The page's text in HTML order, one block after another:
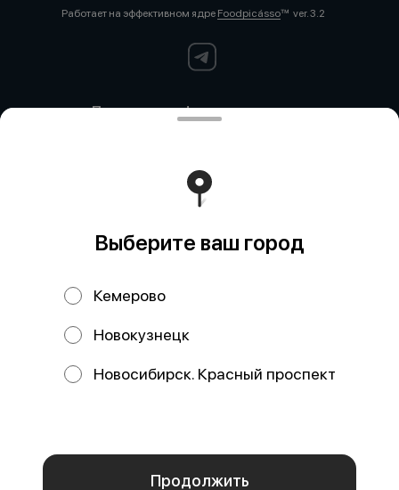
аналитических сервисов согласно нашейполитике
конфиденциальности
Работает на эффективном ядре Foodpicássover. 3.2
Политика конфиденциальности
Новокузнецк
Политика конфиденциальности
Политика конфиденциальности
Выберите ваш город
Кемерово
Новокузнецк
Новосибирск. Красный проспект